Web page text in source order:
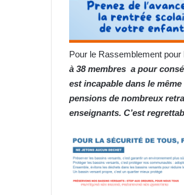
Pour le Rassemblement
à 38 membres a pour
est incapable dans le
pensions de nombreux
enseignants. C’est